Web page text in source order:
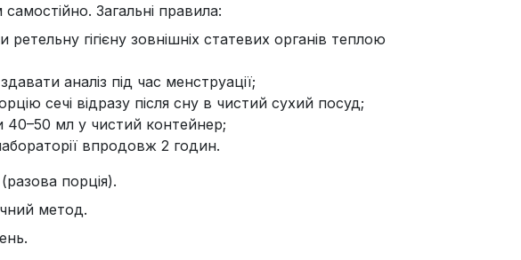
Загальні правила:
гігієну зовнішніх статевих органів теплою
аналіз під час менструації;
сечі відразу після сну в чистий сухий посуд;
40–50 мл у чистий контейнер;
впродовж 2 годин.
порція).
метод.